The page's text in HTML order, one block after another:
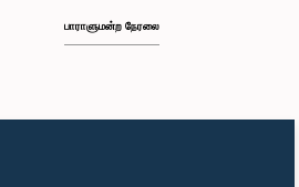
பாராளுமன்ற நேரலை